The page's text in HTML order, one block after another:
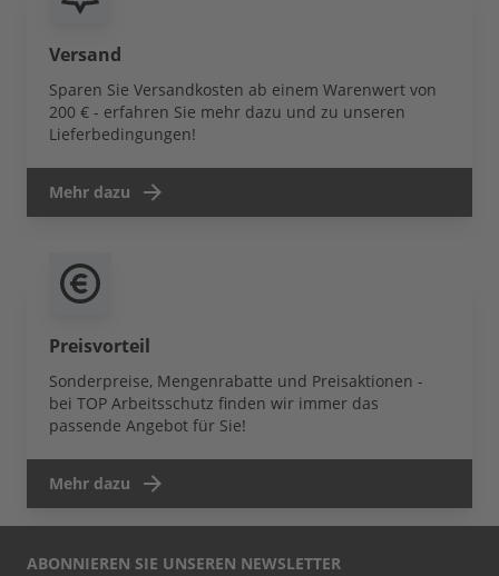
Versand
Sparen Sie Versandkosten ab einem Warenwert von
200 € - erfahren Sie mehr dazu und zu unseren
Lieferbedingungen!
Mehr dazu
Preisvorteil
Sonderpreise, Mengenrabatte und Preisaktionen -
bei TOP Arbeitsschutz finden wir immer das
passende Angebot für Sie!
Mehr dazu
ABONNIEREN SIE UNSEREN NEWSLETTER